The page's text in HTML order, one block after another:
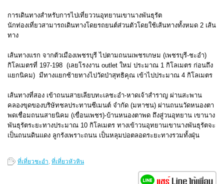
การเดินทางสำหรับการไปเที่ยววนอุทยานเขานางพันธุรัต
นักท่องเที่ยวสามารถเดินทางโดยรถยนต์ส่วนตัวโดยใช้เส้นทางทั้งหมด 2 เส้น
ทาง
เส้นทางแรก จากตัวเมืองเพชรบุรี ไปตามถนนเพชรเกษม (เพชรบุรี-ชะอำ)
กิโลเมตรที่ 197-198 (เลยโรงงาน outlet ใหม่ ประมาณ 1 กิโลเมตร ก่อนถึง
แยกนิคม) มีทางแยกซ้ายทางไปวัดป่าสุทธิคุณ เข้าไปประมาณ 4 กิโลเมตร
เส้นทางที่สอง เข้าถนนสายเลียบทะเลชะอำ-หาดเจ้าสำราญ ผ่านสะพาน
คลองขุดของบริษัทชลประทานซีเมนต์ จำกัด (มหาชน) ผ่านถนนวัดหนองตา
พดเชื่อมถนนสายนิคม (เขื่อนเพชร)-บ้านหนองตาพด ถึงสู่วนอุทยาน เขานาง
พันธุรัตระยะทางประมาณ 10 กิโลเมตร ทางเข้าวนอุทยานเขานางพันธุรัตจะ
เป็นถนนดินแดง ลูกรังเพราะถนน เป็นหลุมบ่อตลอดระยะทางรวมทั้งฝุ่น
ที่เที่ยวชะอำ, ที่เที่ยวหัวหิน